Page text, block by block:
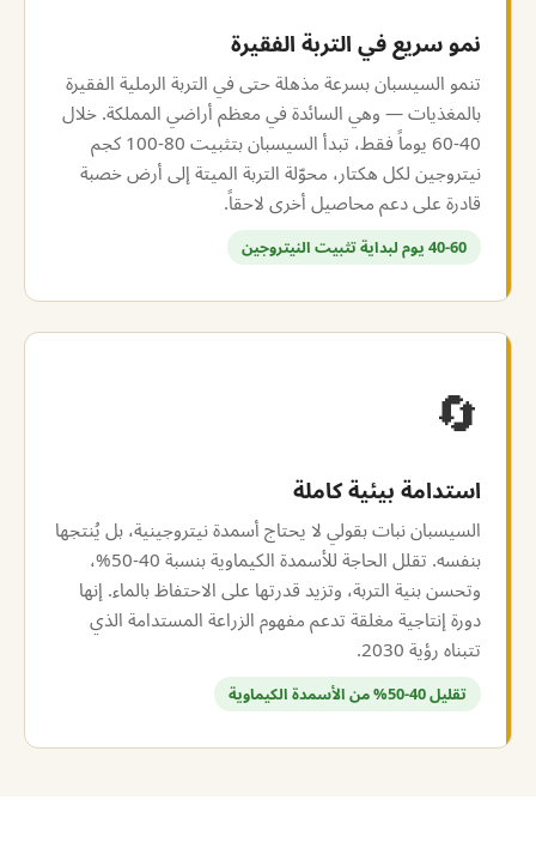
نمو سريع في التربة الفقيرة
تنمو السيسبان بسرعة مذهلة حتى في التربة الرملية الفقيرة
بالمغذيات — وهي السائدة في معظم أراضي المملكة. خلال
40-60 يوماً فقط، تبدأ السيسبان بتثبيت 80-100 كجم
نيتروجين لكل هكتار، محوّلة التربة الميتة إلى أرض خصبة
قادرة على دعم محاصيل أخرى لاحقاً.
40-60 يوم لبداية تثبيت النيتروجين
🔄
استدامة بيئية كاملة
السيسبان نبات بقولي لا يحتاج أسمدة نيتروجينية، بل يُنتجها
بنفسه. تقلل الحاجة للأسمدة الكيماوية بنسبة 40-50%،
وتحسن بنية التربة، وتزيد قدرتها على الاحتفاظ بالماء. إنها
دورة إنتاجية مغلقة تدعم مفهوم الزراعة المستدامة الذي
تتبناه رؤية 2030.
تقليل 40-50% من الأسمدة الكيماوية